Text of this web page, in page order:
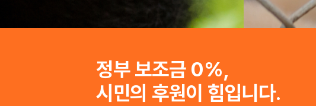
정부 보조금 0%,
시민의 후원이 힘입니다.